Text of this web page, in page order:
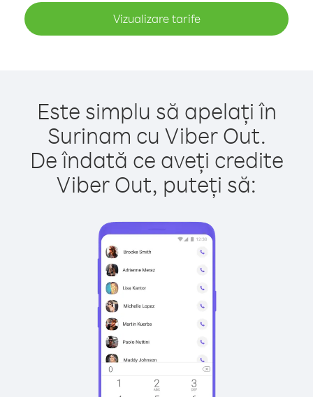
Vizualizare tarife
Este simplu să apelați în
Surinam cu Viber Out.
De îndată ce aveți credite
Viber Out, puteți să: